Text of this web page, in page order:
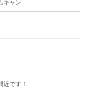
キャン
近です！